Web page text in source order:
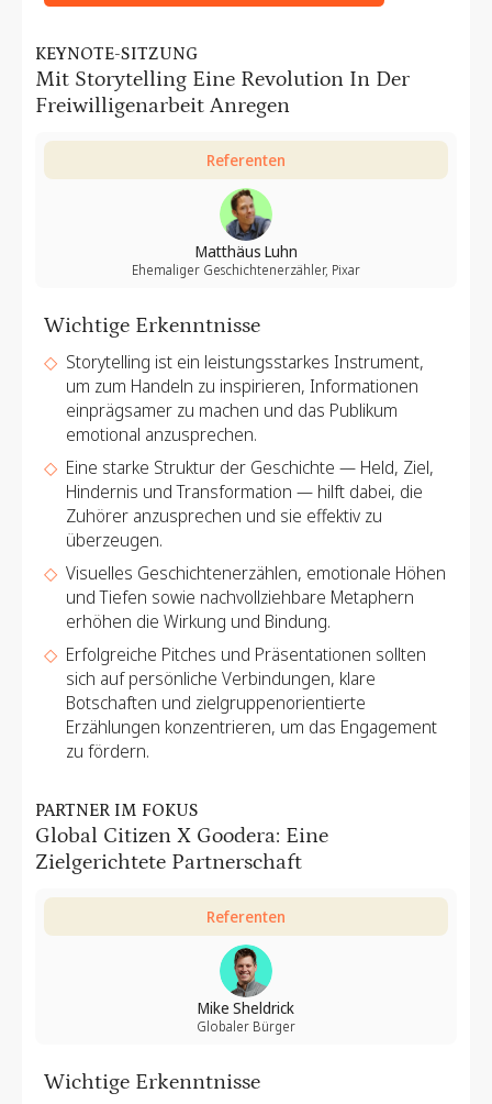
KEYNOTE-SITZUNG
Mit Storytelling Eine Revolution In Der
Freiwilligenarbeit Anregen
Referenten
Matthäus Luhn
Ehemaliger Geschichtenerzähler, Pixar
Wichtige Erkenntnisse
Storytelling ist ein leistungsstarkes Instrument,
um zum Handeln zu inspirieren, Informationen
einprägsamer zu machen und das Publikum
emotional anzusprechen.
Eine starke Struktur der Geschichte — Held, Ziel,
Hindernis und Transformation — hilft dabei, die
Zuhörer anzusprechen und sie effektiv zu
überzeugen.
Visuelles Geschichtenerzählen, emotionale Höhen
und Tiefen sowie nachvollziehbare Metaphern
erhöhen die Wirkung und Bindung.
Erfolgreiche Pitches und Präsentationen sollten
sich auf persönliche Verbindungen, klare
Botschaften und zielgruppenorientierte
Erzählungen konzentrieren, um das Engagement
zu fördern.
PARTNER IM FOKUS
Global Citizen X Goodera: Eine
Zielgerichtete Partnerschaft
Referenten
Mike Sheldrick
Globaler Bürger
Wichtige Erkenntnisse